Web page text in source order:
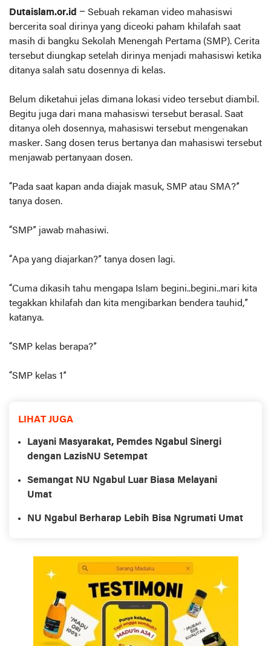
Dutaislam.or.id – Sebuah rekaman video mahasiswi
bercerita soal dirinya yang diceoki paham khilafah saat
masih di bangku Sekolah Menengah Pertama (SMP). Cerita
tersebut diungkap setelah dirinya menjadi mahasiswi ketika
ditanya salah satu dosennya di kelas.
Belum diketahui jelas dimana lokasi video tersebut diambil.
Begitu juga dari mana mahasiswi tersebut berasal. Saat
ditanya oleh dosennya, mahasiswi tersebut mengenakan
masker. Sang dosen terus bertanya dan mahasiswi tersebut
menjawab pertanyaan dosen.
“Pada saat kapan anda diajak masuk, SMP atau SMA?”
tanya dosen.
“SMP” jawab mahasiwi.
“Apa yang diajarkan?” tanya dosen lagi.
“Cuma dikasih tahu mengapa Islam begini..begini..mari kita
tegakkan khilafah dan kita mengibarkan bendera tauhid,”
katanya.
“SMP kelas berapa?”
“SMP kelas 1”
LIHAT JUGA
Layani Masyarakat, Pemdes Ngabul Sinergi
dengan LazisNU Setempat
Semangat NU Ngabul Luar Biasa Melayani
Umat
NU Ngabul Berharap Lebih Bisa Ngrumati Umat